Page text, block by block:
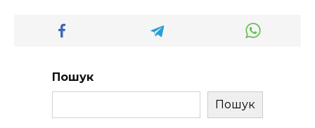
Пошук
Пошук